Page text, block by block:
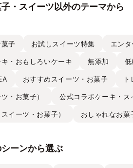
・スイーツ以外のテーマから
子 お試しスイーツ特集 エン
・おもしろいケーキ 無添加
おすすめスイーツ・お菓子
・お菓子） 公式コラボケーキ・ス
イーツ・お菓子） おしゃれなお菓
ーンから選ぶ